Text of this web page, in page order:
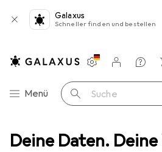
Deine Daten. Deine
Galaxus
Schneller finden und bestellen
Navigation nach Kategorien
Menü Suche
Einstellungen
Kundenkonto
Vergleichslisten
Merklisten
Warenkorb
Accessoires Hüte + Caps Cap